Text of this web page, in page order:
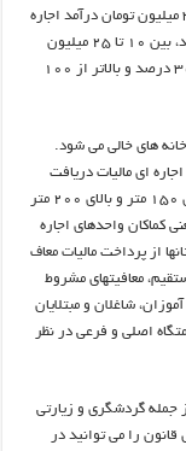
داده می شوند مشمول مالیات هستند. بدین صورت که تا ۳ میلیون تومان درآمد اجاره
مشمول ۱۵ درصد، بین ۳ تا ۱۰ میلیون مشمول ۲۰ درصد، بین ۱۰ تا ۲۵ میلیون
شامل ۲۵ درصد، بین ۲۵ تا ۱۰۰ میلیون تومان مشمول ۳۰ درصد و بالاتر از ۱۰۰
های خالی می شود.
ای مالیات دریافت
شود بلکه ضرایب مالیاتی مربوط به خانه های اجاره ای بالای ۱۵۰ متر و بالای ۲۰۰ متر
کماکان واحدهای اجاره
بالای ۲۰۰ متر در شهرستانها از پرداخت مالیات معاف
معافیتهای مشروط
شاغلان و مبتلایان
اصلی و فرعی در نظر
گردشگری و زیارتی
را می توانید در